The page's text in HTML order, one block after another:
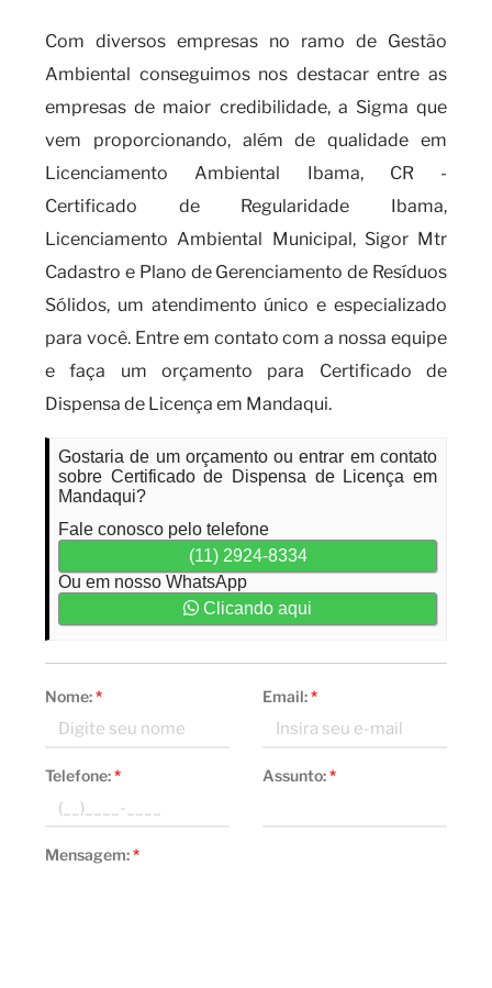
Com diversos empresas no ramo de Gestão
Ambiental conseguimos nos destacar entre as
empresas de maior credibilidade, a Sigma que
vem proporcionando, além de qualidade em
Licenciamento Ambiental Ibama, CR -
Certificado de Regularidade Ibama,
Licenciamento Ambiental Municipal, Sigor Mtr
Cadastro e Plano de Gerenciamento de Resíduos
Sólidos, um atendimento único e especializado
para você. Entre em contato com a nossa equipe
e faça um orçamento para Certificado de
Dispensa de Licença em Mandaqui.
Gostaria de um orçamento ou entrar em contato
sobre Certificado de Dispensa de Licença em
Mandaqui?
Fale conosco pelo telefone
(11) 2924-8334
Ou em nosso WhatsApp
Clicando aqui
Nome:* Email:*
Telefone:* Assunto:*
Mensagem:*